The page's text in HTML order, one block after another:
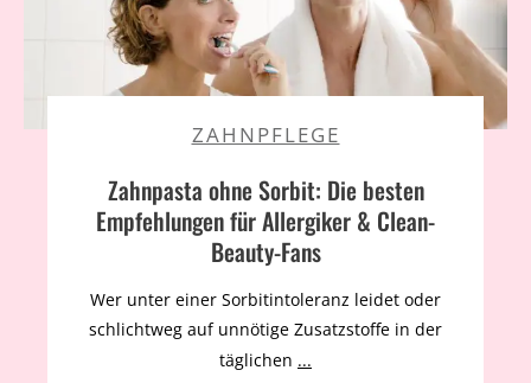
ZAHNPFLEGE
Zahnpasta ohne Sorbit: Die besten
Empfehlungen für Allergiker & Clean-
Beauty-Fans
Wer unter einer Sorbitintoleranz leidet oder
schlichtweg auf unnötige Zusatzstoffe in der
täglichen ...